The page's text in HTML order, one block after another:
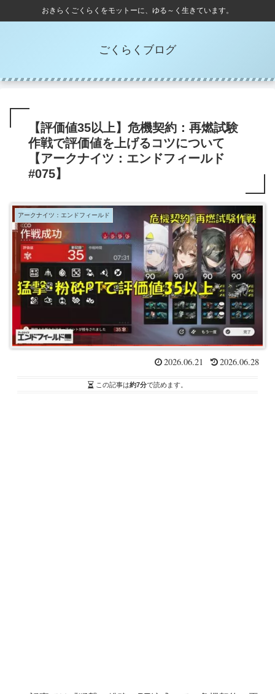
おきらくごくらくをモットーに、ゆる～く生きています。
ごくらくブログ
【評価値35以上】危機契約：再燃試験
作戦で評価値を上げるコツについて
【アークナイツ：エンドフィールド
#075】
アークナイツ：エンドフィールド
2026.06.21 2026.06.28
この記事は約7分で読めます。